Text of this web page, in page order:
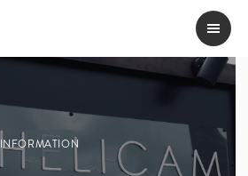
INFORMATION